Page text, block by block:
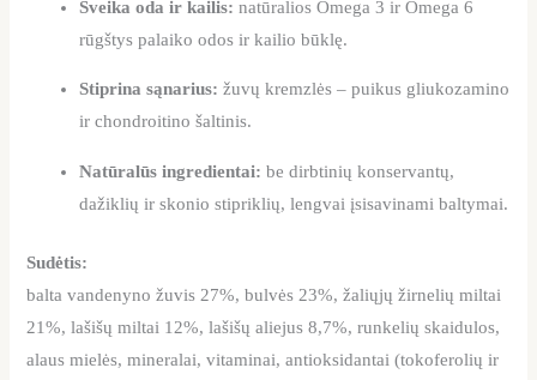
Sveika oda ir kailis: natūralios Omega 3 ir Omega 6
rūgštys palaiko odos ir kailio būklę.
Stiprina sąnarius: žuvų kremzlės – puikus gliukozamino
ir chondroitino šaltinis.
Natūralūs ingredientai: be dirbtinių konservantų,
dažiklių ir skonio stipriklių, lengvai įsisavinami baltymai.
Sudėtis:
balta vandenyno žuvis 27%, bulvės 23%, žaliųjų žirnelių miltai
21%, lašišų miltai 12%, lašišų aliejus 8,7%, runkelių skaidulos,
alaus mielės, mineralai, vitaminai, antioksidantai (tokoferolių ir